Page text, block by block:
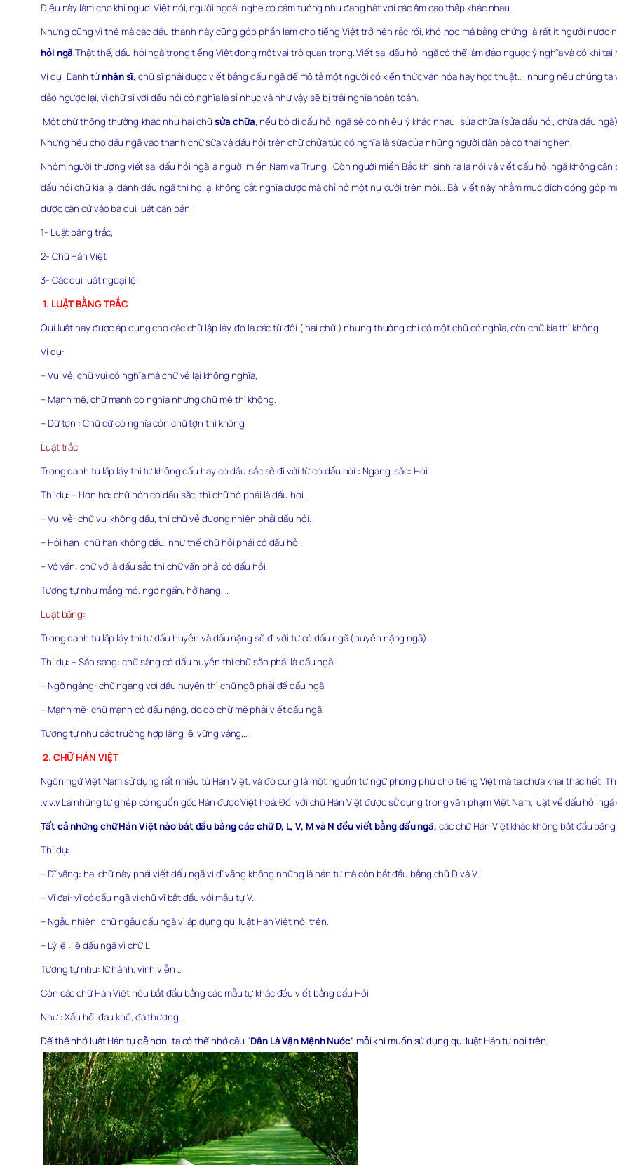
Điều này làm cho khi người Việt nói, người ngoài nghe có cảm tưởng như đang hát với các âm cao thấp khác nhau.
Nhưng cũng vì thế mà các dấu thanh này cũng góp phần làm cho tiếng Việt trở nên rắc rối, khó học mà bằng chứng là rất ít người
hỏi ngã.Thật thế, dấu hỏi ngã trong tiếng Việt đóng một vai trò quan trọng. Viết sai dấu hỏi ngã có thể làm đảo ngược ý nghĩa và có khi tai
Ví dụ: Danh từ nhân sĩ, chữ sĩ phải được viết bằng dấu ngã để mô tả một người có kiến thức văn hóa hay học thuật…, nhưng nếu chúng
đảo ngược lại, vì chữ sĩ với dấu hỏi có nghĩa là sỉ nhục và như vậy sẽ bị trái nghĩa hoàn toàn.
Một chữ thông thường khác như hai chữsửa chữa, nếu bỏ đi dấu hỏi ngã sẽ có nhiều ý khác nhau: sửa chữa (sửa dấu hỏi, chữa dấu
Nhưng nếu cho dấu ngã vào thành chữ sữa và dấu hỏi trên chữ chửa tức có nghĩa là sữa của những người đàn bà có thai nghén.
Nhóm người thường viết sai dấu hỏi ngã là người miền Nam và Trung . Còn người miền Bắc khi sinh ra là nói và viết dấu hỏi ngã không
dấu hỏi chữ kia lại đánh dấu ngã thì họ lại không cắt nghĩa được mà chỉ nở một nụ cười trên môi… Bài viết này nhằm mục đích đóng góp
được căn cứ vào ba qui luật căn bản:
1- Luật bằng trắc,
2- Chữ Hán Việt
3- Các qui luật ngoại lệ.
1. LUẬT BẰNG TRẮC
Qui luật này được áp dụng cho các chữ lập láy, đó là các từ đôi ( hai chữ ) nhưng thường chỉ có một chữ có nghĩa, còn chữ kia thì không.
Ví dụ:
– Vui vẻ, chữ vui có nghĩa mà chữ vẻ lại không nghĩa,
– Mạnh mẽ, chữ mạnh có nghĩa nhưng chữ mẽ thì không.
– Dữ tợn : Chữ dữ có nghĩa còn chữ tợn thì không
Luật trắc
Trong danh từ lập láy thì từ không dấu hay có dấu sắc sẽ đi với từ có dấu hỏi : Ngang, sắc: Hỏi
Thí dụ: – Hớn hở: chữ hớn có dấu sắc, thì chữ hở phải là dấu hỏi.
– Vui vẻ: chữ vui không dấu, thì chữ vẻ đương nhiên phải dấu hỏi.
– Hỏi han: chữ han không dấu, như thế chữ hỏi phải có dấu hỏi.
– Vớ vẩn: chữ vớ là dấu sắc thì chữ vẩn phải có dấu hỏi.
Tương tự như mắng mỏ, ngớ ngẩn, hở hang,…
Luật bằng:
Trong danh từ lập láy thì từ dấu huyền và dấu nặng sẽ đi với từ có dấu ngã (huyền nặng ngã).
Thí dụ: – Sẵn sàng: chữ sàng có dấu huyền thì chữ sẵn phải là dấu ngã.
– Ngỡ ngàng: chữ ngàng với dấu huyền thì chữ ngỡ phải để dấu ngã.
– Mạnh mẽ: chữ mạnh có dấu nặng, do đó chữ mẽ phải viết dấu ngã.
Tương tự như các trường hợp lặng lẽ, vững vàng,…
2. CHỮ HÁN VIỆT
Ngôn ngữ Việt Nam sử dụng rất nhiều từ Hán Việt, và đó cũng là một nguồn từ ngữ phong phú cho tiếng Việt mà ta chưa khai thác hết.
.v.v.v Là những từ ghép có nguồn gốc Hán được Việt hoá. Đối với chữ Hán Việt được sử dụng trong văn phạm Việt Nam, luật về dấu hỏi
Tất cả những chữ Hán Việt nào bắt đầu bằng các chữ D, L, V, M và N đều viết bằng dấu ngã, các chữ Hán Việt khác không bắt đầu
Thí dụ:
– Dĩ vãng: hai chữ này phải viết dấu ngã vì dĩ vãng không những là hán tự mà còn bắt đầu bằng chữ D và V.
– Vĩ đại: vĩ có dấu ngã vì chữ vĩ bắt đầu với mẫu tự V.
– Ngẫu nhiên: chữ ngẫu dấu ngã vì áp dụng qui luật Hán Việt nói trên.
– Lý lẽ : lẽ dấu ngã vì chữ L.
Tương tự như: lữ hành, vĩnh viễn …
Còn các chữ Hán Việt nếu bắt đầu bằng các mẫu tự khác đều viết bằng dấu Hỏi
Như : Xấu hổ, đau khổ, đả thương…
Để thể nhớ luật Hán tự dễ hơn, ta có thể nhớ câu “Dân Là Vận Mệnh Nước” mỗi khi muốn sử dụng qui luật Hán tự nói trên.